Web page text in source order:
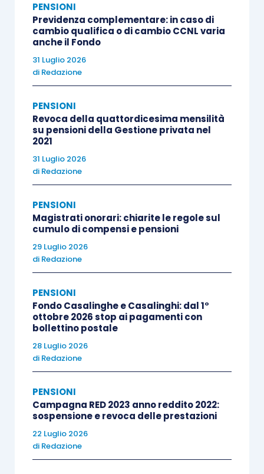
PENSIONI
Previdenza complementare: in caso di
cambio qualifica o di cambio CCNL varia
anche il Fondo
31 Luglio 2026
di Redazione
PENSIONI
Revoca della quattordicesima mensilità
su pensioni della Gestione privata nel
2021
31 Luglio 2026
di Redazione
PENSIONI
Magistrati onorari: chiarite le regole sul
cumulo di compensi e pensioni
29 Luglio 2026
di Redazione
PENSIONI
Fondo Casalinghe e Casalinghi: dal 1°
ottobre 2026 stop ai pagamenti con
bollettino postale
28 Luglio 2026
di Redazione
PENSIONI
Campagna RED 2023 anno reddito 2022:
sospensione e revoca delle prestazioni
22 Luglio 2026
di Redazione